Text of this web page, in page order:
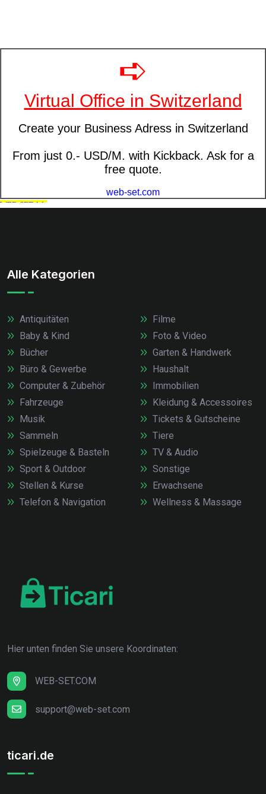
Alle Kategorien
Antiquitäten
Baby & Kind
Bücher
Büro & Gewerbe
Computer & Zubehör
Fahrzeuge
Filme
Foto & Video
Garten & Handwerk
Haushalt
Immobilien
Kleidung & Accessoires
Musik
Sammeln
Spielzeuge & Basteln
Sport & Outdoor
Stellen & Kurse
Telefon & Navigation
Tickets & Gutscheine
Tiere
TV & Audio
Sonstige
Erwachsene
Wellness & Massage
Hier unten finden Sie unsere Koordinaten:
WEB-SET.COM
support@web-set.com
ticari.de